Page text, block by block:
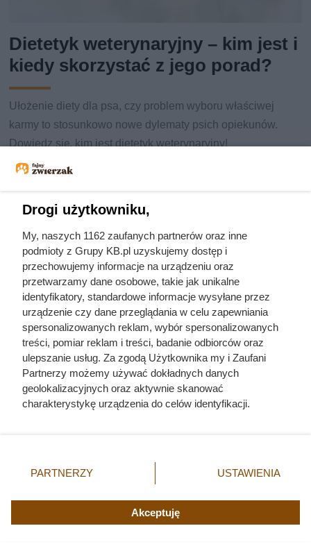
Dietetyk weterynaryjny – kim jest i
kiedy skorzystać z jego porad?
Ułożenie diety dla psa, czy problem wyboru właściwej
karmy to stosunkowo nowe dylematy psich opiekunów.
Dowiedz się, kim jest dietetyk weterynaryjny!
Drogi użytkowniku,
My, naszych 1162 zaufanych partnerów oraz inne
podmioty z Grupy KB.pl uzyskujemy dostęp i
przechowujemy informacje na urządzeniu oraz
przetwarzamy dane osobowe, takie jak unikalne
identyfikatory, standardowe informacje wysyłane przez
urządzenie czy dane przeglądania w celu zapewniania
spersonalizowanych reklam, wybór spersonalizowanych
treści, pomiar reklam i treści, badanie odbiorców oraz
ulepszanie usług. Za zgodą Użytkownika my i Zaufani
Partnerzy możemy używać dokładnych danych
geolokalizacyjnych oraz aktywnie skanować
charakterystykę urządzenia do celów identyfikacji.
zmienić/wycofać klikając przycisk ustawień prywatności
znajdujący się w lewym dolnym rogu strony. Niektóre
użytkownika, ale masz prawo sprzeciwić się takiemu
przetwarzaniu. Preferencje będą miały zastosowania tylko
PARTNERZY USTAWIENIA
Akceptuję